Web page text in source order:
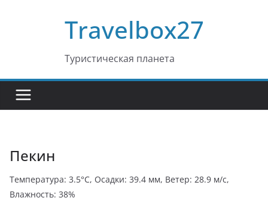
Travelbox27
Туристическая планета
Пекин
Температура: 3.5°C, Осадки: 39.4 мм, Ветер: 28.9 м/с,
Влажность: 38%